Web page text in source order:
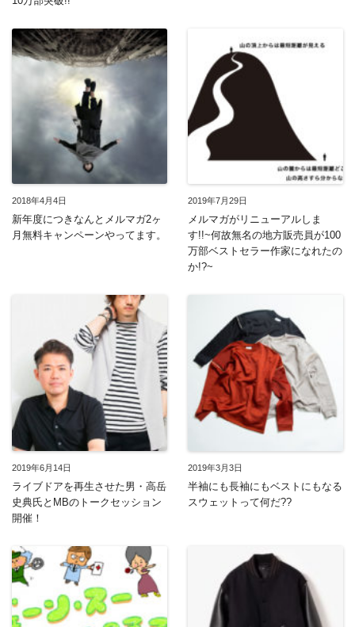
2018年4月4日
新年度につきなんとメルマガ2ヶ
月無料キャンペーンやってます。
2019年7月29日
メルマガがリニューアルしま
す!!~何故無名の地方販売員が100
万部ベストセラー作家になれたの
か!?~
2019年6月14日
ライブドアを再生させた男・高岳
史典氏とMBのトークセッション
開催！
2019年3月3日
半袖にも長袖にもベストにもなる
スウェットって何だ??